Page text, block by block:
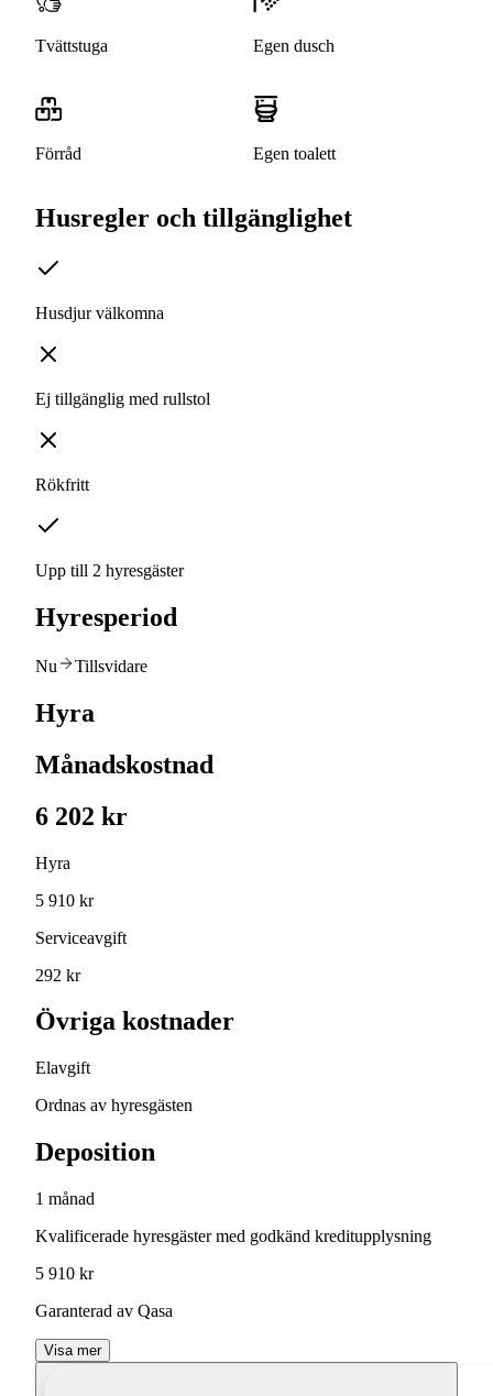
Tvättstuga Egen dusch
Förråd Egen toalett
Husregler och tillgänglighet
Husdjur välkomna
Ej tillgänglig med rullstol
Rökfritt
Upp till 2 hyresgäster
Hyresperiod
Nu Tillsvidare
Hyra
Månadskostnad
6 202 kr
Hyra
5 910 kr
Serviceavgift
292 kr
Övriga kostnader
Elavgift
Ordnas av hyresgästen
Deposition
1 månad
Kvalificerade hyresgäster med godkänd kreditupplysning
5 910 kr
Garanterad av Qasa
Visa mer